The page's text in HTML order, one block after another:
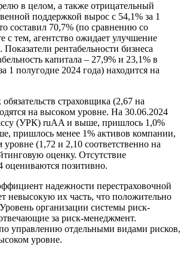
в целом, а также отрицательный
поддержкой вырос с 54,1% за 1
составил 70,7% (по сравнению со
тем, агентство ожидает улучшение
рентабельности бизнеса
капитала – 27,9% и 23,1% в
1 полугодие 2024 года) находится на
страховщика (2,67 на
на высоком уровне. На 30.06.2024
(УРК) ruAA и выше, пришлось 1,0%
пришлось менее 1% активов компании,
(1,72 и 2,10 соответственно на
оценку. Отсутствие
оцениваются позитивно.
надежности перестраховочной
невысокую их часть, что положительно
организации системы риск-
за риск-менеджмент.
управлению отдельными видами рисков,
уровне.